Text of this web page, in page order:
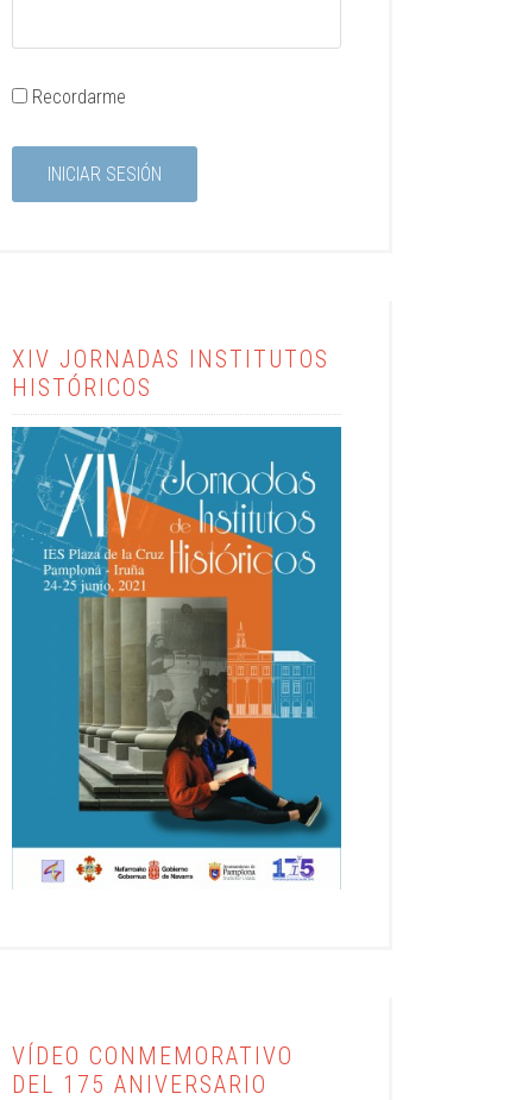
Recordarme
XIV JORNADAS INSTITUTOS
HISTÓRICOS
VÍDEO CONMEMORATIVO
DEL 175 ANIVERSARIO